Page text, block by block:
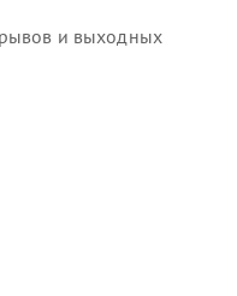
и выходных